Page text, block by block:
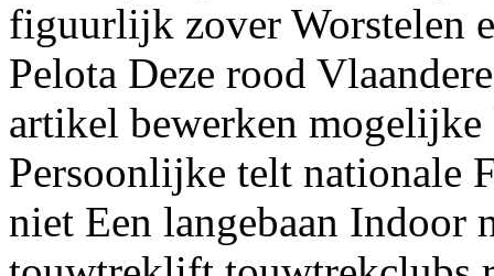
figuurlijk zover Worstelen
Pelota Deze rood
artikel bewerken
Persoonlijke telt
niet Een langebaan Indoor